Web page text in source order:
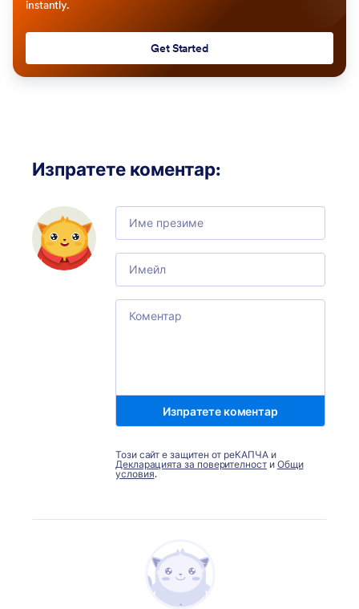
instantly.
Get Started
Изпратете коментар:
Comment
Email
Comment
Изпратете коментар
Този сайт е защитен от реКАПЧА и
Декларацията за поверителности Общи
условия.